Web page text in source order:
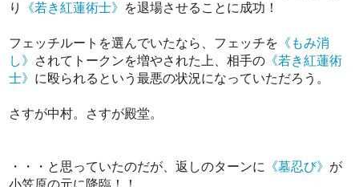
り
《若き紅蓮術士》 を退場させることに成功！
フェッチルートを選んでいたなら、フェッチを 《もみ消
し》 されてトークンを増やされた上、相手の 《若き紅蓮術
士》 に殴られるという最悪の状況になっていただろう。
さすが中村。さすが殿堂。
・・・と思っていたのだが、返しのターンに 《墓忍び》 が